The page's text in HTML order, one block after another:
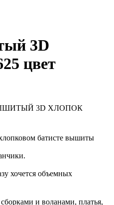
3D
цвет
ВЫШИТЫЙ 3D ХЛОПОК
батисте вышиты
хочется объемных
и воланами, платья,